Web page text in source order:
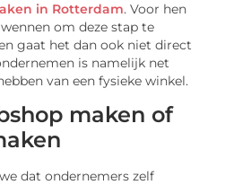
in Rotterdam. Voor hen
om deze stap te
gaat het dan ook niet direct
is namelijk net
van een fysieke winkel.
maken of
dat ondernemers zelf